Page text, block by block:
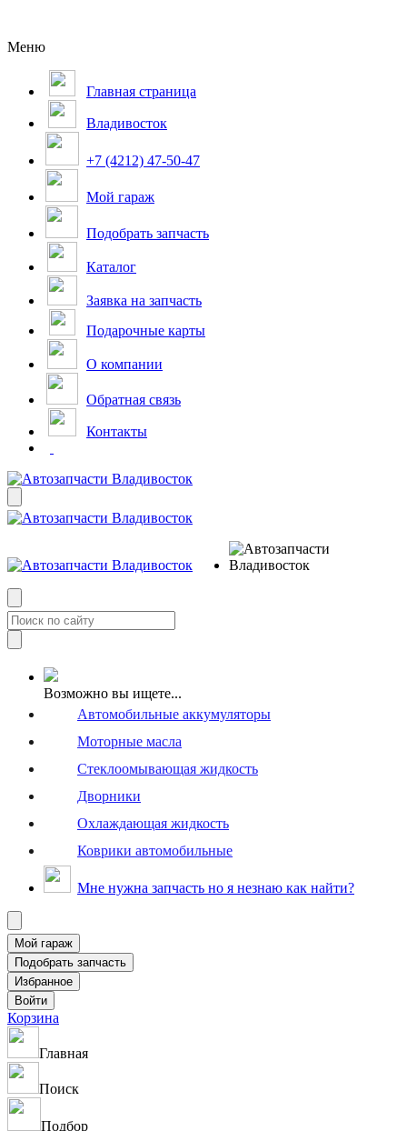
Меню
Главная страница
Владивосток
+7 (4212) 47-50-47
Мой гараж
Подобрать запчасть
Каталог
Заявка на запчасть
Подарочные карты
О компании
Обратная связь
Контакты
Возможно вы ищете...
Автомобильные аккумуляторы
Моторные масла
Стеклоомывающая жидкость
Дворники
Охлаждающая жидкость
Коврики автомобильные
Мне нужна запчасть но я незнаю как найти?
Корзина
Главная
Поиск
Подбор